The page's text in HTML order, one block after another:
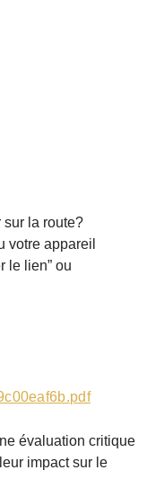
sur la route?
votre appareil
le lien” ou
évaluation critique
impact sur le